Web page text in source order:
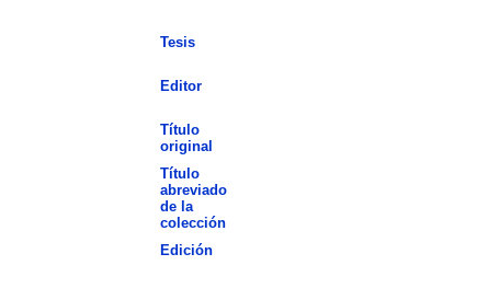
Tesis
Editor
Título
original
Título
abreviado
de la
colección
Edición